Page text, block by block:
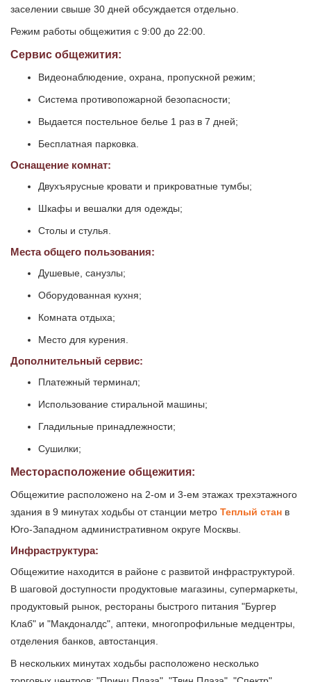
заселении свыше 30 дней обсуждается отдельно.
Режим работы общежития с 9:00 до 22:00.
Сервис общежития:
Видеонаблюдение, охрана, пропускной режим;
Система противопожарной безопасности;
Выдается постельное белье 1 раз в 7 дней;
Бесплатная парковка.
Оснащение комнат:
Двухъярусные кровати и прикроватные тумбы;
Шкафы и вешалки для одежды;
Столы и стулья.
Места общего пользования:
Душевые, санузлы;
Оборудованная кухня;
Комната отдыха;
Место для курения.
Дополнительный сервис:
Платежный терминал;
Использование стиральной машины;
Гладильные принадлежности;
Сушилки;
Месторасположение общежития:
Общежитие расположено на 2-ом и 3-ем этажах трехэтажного
здания в 9 минутах ходьбы от станции метро Теплый стан в
Юго-Западном административном округе Москвы.
Инфраструктура:
Общежитие находится в районе с развитой инфраструктурой.
В шаговой доступности продуктовые магазины, супермаркеты,
продуктовый рынок, рестораны быстрого питания "Бургер
Клаб" и "Макдоналдс", аптеки, многопрофильные медцентры,
отделения банков, автостанция.
В нескольких минутах ходьбы расположено несколько